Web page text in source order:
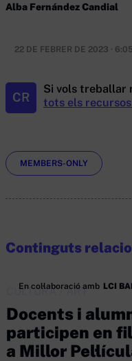
Alba Fernández Candial
22 DE FEBRER DE 2023 · 6:05
CR
Si vols treballar
tots els
Etiquetes
MEMBERS-ONLY
Continguts
En col·laboració amb LCI
CULTURA/ART
Docents i
participen en
a Millor